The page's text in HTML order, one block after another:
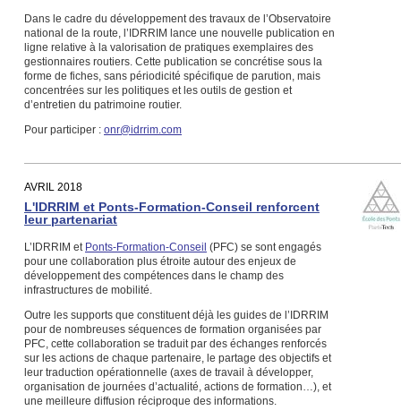
Dans le cadre du développement des travaux de l’Observatoire
national de la route, l’IDRRIM lance une nouvelle publication en
ligne relative à la valorisation de pratiques exemplaires des
gestionnaires routiers. Cette publication se concrétise sous la
forme de fiches, sans périodicité spécifique de parution, mais
concentrées sur les politiques et les outils de gestion et
d’entretien du patrimoine routier.
Pour participer : onr@idrrim.com
AVRIL 2018
L'IDRRIM et Ponts-Formation-Conseil renforcent
leur partenariat
L’IDRRIM et Ponts-Formation-Conseil (PFC) se sont engagés
pour une collaboration plus étroite autour des enjeux de
développement des compétences dans le champ des
infrastructures de mobilité.
Outre les supports que constituent déjà les guides de l’IDRRIM
pour de nombreuses séquences de formation organisées par
PFC, cette collaboration se traduit par des échanges renforcés
sur les actions de chaque partenaire, le partage des objectifs et
leur traduction opérationnelle (axes de travail à développer,
organisation de journées d’actualité, actions de formation…), et
une meilleure diffusion réciproque des informations.